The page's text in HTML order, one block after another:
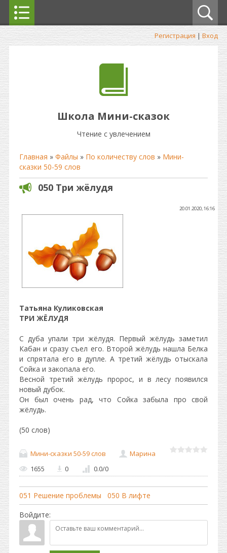
Регистрация | Вход
Школа Мини-сказок
Чтение с увлечением
Главная » Файлы » По количеству слов » Мини-
сказки 50-59 слов
050 Три жёлудя
20.01.2020, 16:16
Татьяна Куликовская
ТРИ ЖЁЛУДЯ
С дуба упали три жёлудя. Первый жёлудь заметил
Кабан и сразу съел его. Второй жёлудь нашла Белка
и спрятала его в дупле. А третий жёлудь отыскала
Сойка и закопала его.
Весной третий жёлудь пророс, и в лесу появился
новый дубок.
Он был очень рад, что Сойка забыла про свой
жёлудь.
(50 слов)
Мини-сказки 50-59 слов
Марина
1655
0 0.0/0
051 Решение проблемы
050 В лифте
Войдите: